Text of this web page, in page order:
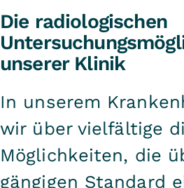
Die radiologischen
unserer Klinik
In unserem
wir über vielfältige
Möglichkeiten, die
gängigen Standard